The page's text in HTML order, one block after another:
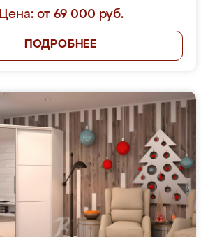
Цена: от 69 000 руб.
ПОДРОБНЕЕ